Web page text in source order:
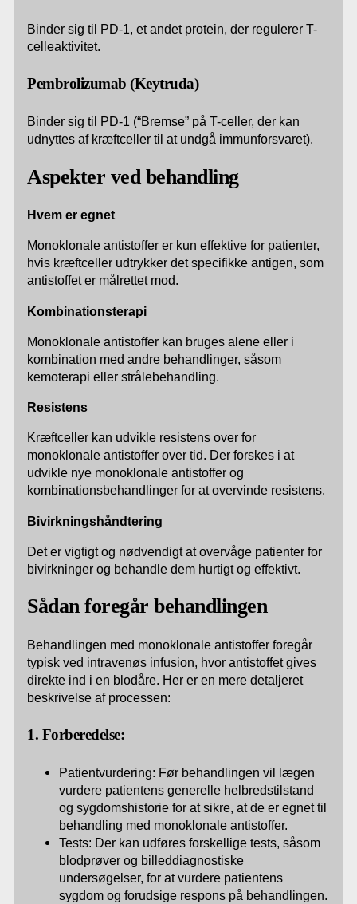
Binder sig til PD-1, et andet protein, der regulerer T-
celleaktivitet.
Pembrolizumab (Keytruda)
Binder sig til PD-1 (“Bremse” på T-celler, der kan
udnyttes af kræftceller til at undgå immunforsvaret).
Aspekter ved behandling
Hvem er egnet
Monoklonale antistoffer er kun effektive for patienter,
hvis kræftceller udtrykker det specifikke antigen, som
antistoffet er målrettet mod.
Kombinationsterapi
Monoklonale antistoffer kan bruges alene eller i
kombination med andre behandlinger, såsom
kemoterapi eller strålebehandling.
Resistens
Kræftceller kan udvikle resistens over for
monoklonale antistoffer over tid. Der forskes i at
udvikle nye monoklonale antistoffer og
kombinationsbehandlinger for at overvinde resistens.
Bivirkningshåndtering
Det er vigtigt og nødvendigt at overvåge patienter for
bivirkninger og behandle dem hurtigt og effektivt.
Sådan foregår behandlingen
Behandlingen med monoklonale antistoffer foregår
typisk ved intravenøs infusion, hvor antistoffet gives
direkte ind i en blodåre. Her er en mere detaljeret
beskrivelse af processen:
1. Forberedelse:
Patientvurdering: Før behandlingen vil lægen
vurdere patientens generelle helbredstilstand
og sygdomshistorie for at sikre, at de er egnet til
behandling med monoklonale antistoffer.
Tests: Der kan udføres forskellige tests, såsom
blodprøver og billeddiagnostiske
undersøgelser, for at vurdere patientens
sygdom og forudsige respons på behandlingen.